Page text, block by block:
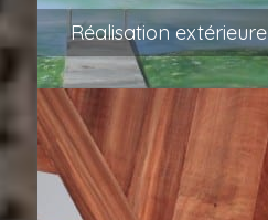
Réalisation extérieure